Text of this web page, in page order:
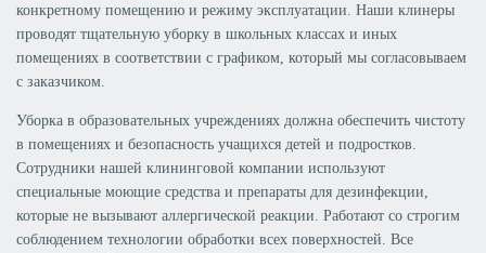
конкретному помещению и режиму эксплуатации. Наши клинеры
проводят тщательную уборку в школьных классах и иных
помещениях в соответствии с графиком, который мы согласовываем
с заказчиком.
Уборка в образовательных учреждениях должна обеспечить чистоту
в помещениях и безопасность учащихся детей и подростков.
Сотрудники нашей клининговой компании используют
специальные моющие средства и препараты для дезинфекции,
которые не вызывают аллергической реакции. Работают со строгим
соблюдением технологии обработки всех поверхностей. Все